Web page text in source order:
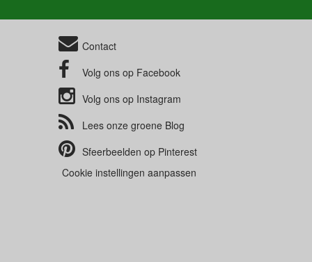
Contact
Volg ons op Facebook
Volg ons op Instagram
Lees onze groene Blog
Sfeerbeelden op Pinterest
Cookie instellingen aanpassen